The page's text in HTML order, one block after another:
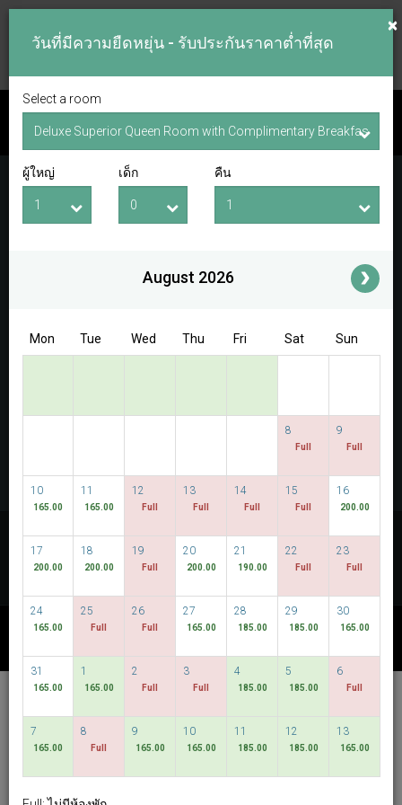
ตรวจสอบห้องว่าง
วันที่เช็คอิน วันที่เช็คเอาท์
Access/Discount Code
ค้นพบราคาที่ต่ำที่สุดของเรา
วันที่มีความยืดหยุ่น
Hotel Bencoolen @
Hong Kong Street
ภาษาไทย SGD
×
วันที่มีความยืดหยุ่น - รับประกันราคาต่ำที่สุด
Select a room
ผู้ใหญ่ เด็ก คืน
August 2026
Mon Tue Wed Thu Fri Sat Sun
8
Full
9
Full
10
165.00
11
165.00
12
Full
13
Full
14
Full
15
Full
16
200.00
17
200.00
18
200.00
19
Full
20
200.00
21
190.00
22
Full
23
Full
24
165.00
25
Full
26
Full
27
165.00
28
185.00
29
185.00
30
165.00
31
165.00
1
165.00
2
Full
3
Full
4
185.00
5
185.00
6
Full
7
165.00
8
Full
9
165.00
10
165.00
11
185.00
12
185.00
13
165.00